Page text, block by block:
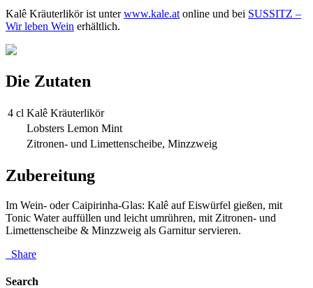
Kalê Kräuterlikör ist unterwww.kale.at online und bei SUSSITZ –
Wir leben Wein erhältlich.
Die Zutaten
4 cl Kalê Kräuterlikör
Lobsters Lemon Mint
Zitronen- und Limettenscheibe, Minzzweig
Zubereitung
Im Wein- oder Caipirinha-Glas: Kalê auf Eiswürfel gießen, mit
Tonic Water auffüllen und leicht umrühren, mit Zitronen- und
Limettenscheibe & Minzzweig als Garnitur servieren.
Share
Search